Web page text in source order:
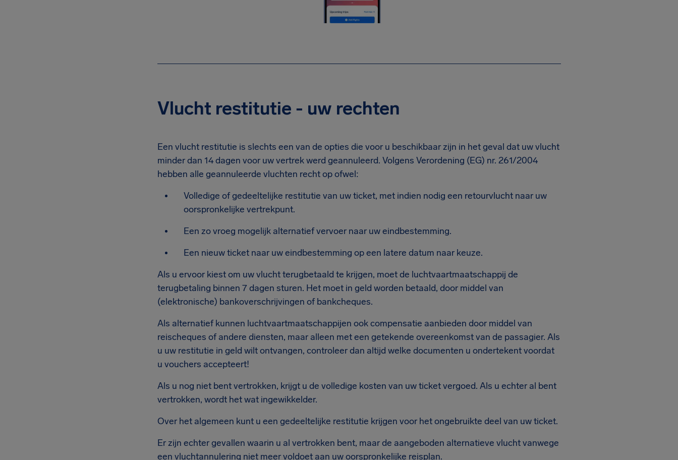
Vlucht restitutie - uw rechten
Een vlucht restitutie is slechts een van de opties die voor u beschikbaar zijn in het geval dat uw vlucht
minder dan 14 dagen voor uw vertrek werd geannuleerd. Volgens Verordening (EG) nr. 261/2004
hebben alle geannuleerde vluchten recht op ofwel:
Volledige of gedeeltelijke restitutie van uw ticket, met indien nodig een retourvlucht naar uw
oorspronkelijke vertrekpunt.
Een zo vroeg mogelijk alternatief vervoer naar uw eindbestemming.
Een nieuw ticket naar uw eindbestemming op een latere datum naar keuze.
Als u ervoor kiest om uw vlucht terugbetaald te krijgen, moet de luchtvaartmaatschappij de
terugbetaling binnen 7 dagen sturen. Het moet in geld worden betaald, door middel van
(elektronische) bankoverschrijvingen of bankcheques.
Als alternatief kunnen luchtvaartmaatschappijen ook compensatie aanbieden door middel van
reischeques of andere diensten, maar alleen met een getekende overeenkomst van de passagier. Als
u uw restitutie in geld wilt ontvangen, controleer dan altijd welke documenten u ondertekent voordat
u vouchers accepteert!
Als u nog niet bent vertrokken, krijgt u de volledige kosten van uw ticket vergoed. Als u echter al bent
vertrokken, wordt het wat ingewikkelder.
Over het algemeen kunt u een gedeeltelijke restitutie krijgen voor het ongebruikte deel van uw ticket.
Er zijn echter gevallen waarin u al vertrokken bent, maar de aangeboden alternatieve vlucht vanwege
een vluchtannulering niet meer voldoet aan uw oorspronkelijke reisplan.